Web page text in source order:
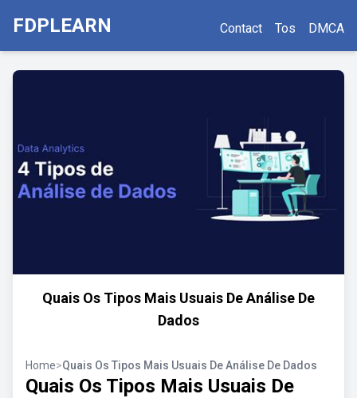
FDPLEARN Contact Tos DMCA
Quais Os Tipos Mais Usuais De Análise De
Dados
Home>Quais Os Tipos Mais Usuais De Análise De Dados
Quais Os Tipos Mais Usuais De